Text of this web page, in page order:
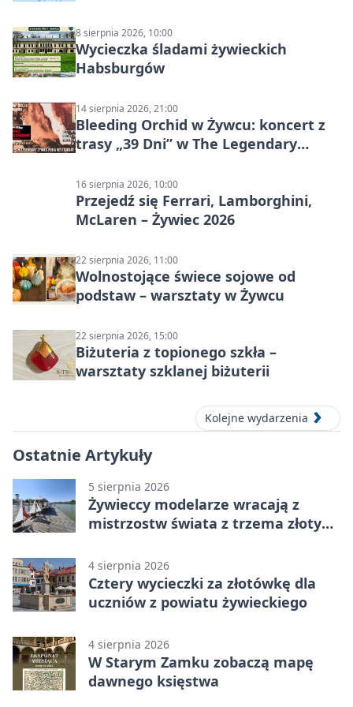
8 sierpnia 2026, 10:00
Wycieczka śladami żywieckich
Habsburgów
14 sierpnia 2026, 21:00
Bleeding Orchid w Żywcu: koncert z
trasy „39 Dni” w The Legendary
16 sierpnia 2026, 10:00
Przejedź się Ferrari, Lamborghini,
McLaren – Żywiec 2026
22 sierpnia 2026, 11:00
Wolnostojące świece sojowe od
podstaw – warsztaty w Żywcu
22 sierpnia 2026, 15:00
Biżuteria z topionego szkła –
warsztaty szklanej biżuterii
Kolejne wydarzenia
Ostatnie Artykuły
5 sierpnia 2026
Żywieccy modelarze wracają z
mistrzostw świata z trzema złotymi
4 sierpnia 2026
Cztery wycieczki za złotówkę dla
uczniów z powiatu żywieckiego
4 sierpnia 2026
W Starym Zamku zobaczą mapę
dawnego księstwa